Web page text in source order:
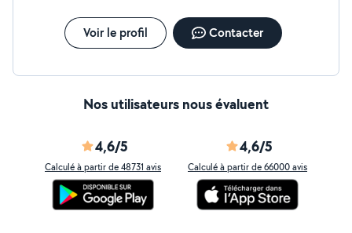
Voir le profil Contacter
Nos utilisateurs nous évaluent
4,6/5
Calculé à partir de 48731 avis
4,6/5
Calculé à partir de 66000 avis